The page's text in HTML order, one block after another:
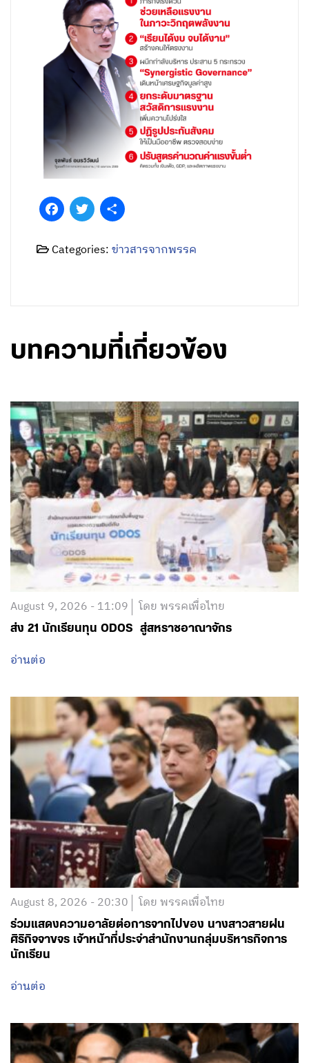
FacebookTwitter
Categories:ข่าวสารจากพรรค
บทความที่เกี่ยวข้อง
August 9, 2026 - 11:09 โดย พรรคเพื่อไทย
ส่ง 21 นักเรียนทุน ODOS สู่สหราชอาณาจักร
อ่านต่อ
August 8, 2026 - 20:30 โดย พรรคเพื่อไทย
ร่วมแสดงความอาลัยต่อการจากไปของ นางสาวสายฝน
ศิริกิจจาขจร เจ้าหน้าที่ประจำสำนักงานกลุ่มบริหารกิจการ
นักเรียน
อ่านต่อ